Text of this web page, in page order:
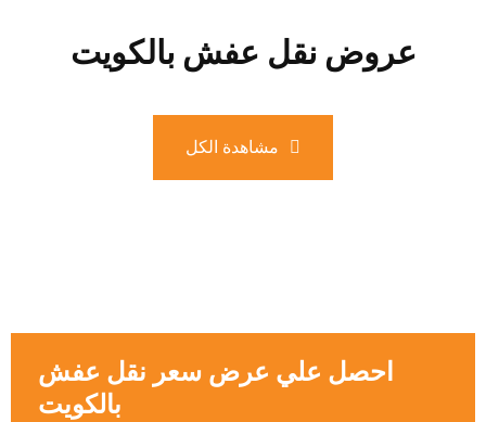
عروض نقل عفش بالكويت
مشاهدة الكل
احصل علي عرض سعر نقل عفش
بالكويت